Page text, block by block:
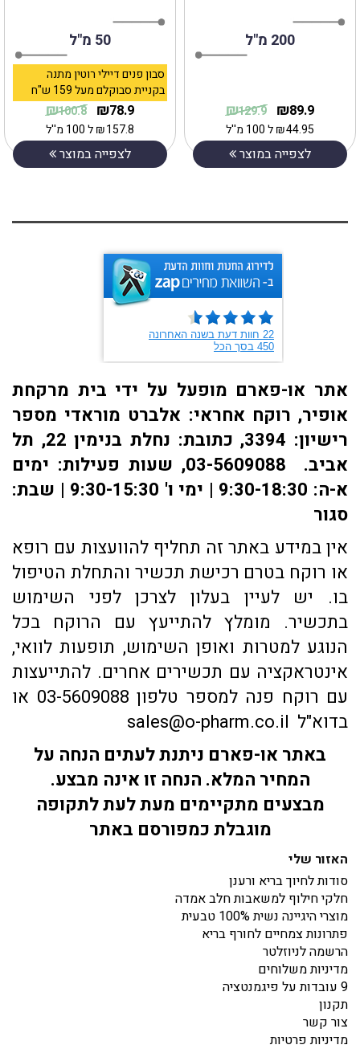
50 מ"ל
סבון פנים דיילי רוטין מתנה
בקניית סבוקלם מעל 159 ש"ח
78.9
₪
100.8
₪
157.8
₪ל 100 מ''ל
לצפייה במוצר
200 מ"ל
89.9
₪
129.9
₪
44.95
₪ל 100 מ''ל
לצפייה במוצר
אתר או-פארם מופעל על ידי בית מרקחת
אופיר, רוקח אחראי: אלברט מוראדי מספר
רישיון: 3394, כתובת: ​נחלת בנימין 22, תל
אביב. 03-5609088, שעות פעילות: ימים
א-ה: 9:30-18:30 | ימי ו' 9:30-15:30 | שבת:
סגור
אין במידע באתר זה תחליף להוועצות עם רופא
או רוקח בטרם רכישת תכשיר והתחלת הטיפול
בו. יש לעיין בעלון לצרכן לפני השימוש
בתכשיר. מומלץ להתייעץ עם הרוקח בכל
הנוגע למטרות ואופן השימוש, תופעות לוואי,
אינטראקציה עם תכשירים אחרים. להתייעצות
עם רוקח פנה למספר טלפון 03-5609088 או
בדוא"ל sales@o-pharm.co.il
באתר או-פארם ניתנת לעתים הנחה על
המחיר המלא. הנחה זו אינה מבצע.
מבצעים מתקיימים מעת לעת לתקופה
מוגבלת כמפורסם באתר
האזור שלי
סודות לחיוך בריא ורענן
חלקי חילוף למשאבות חלב אמדה
מוצרי היגיינה נשית 100% טבעית
פתרונות צמחיים לחורף בריא
הרשמה לניוזלטר
מדיניות משלוחים
9 עובדות על פיגמנטציה
תקנון
צור קשר
מדיניות פרטיות